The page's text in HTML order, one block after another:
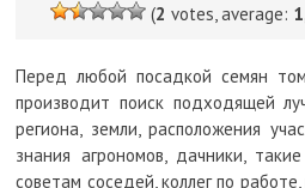
(2 votes, average:
Перед любой посадкой семян
производит поиск подходящей
региона, земли, расположения
знания агрономов, дачники,
советам соседей, коллег по